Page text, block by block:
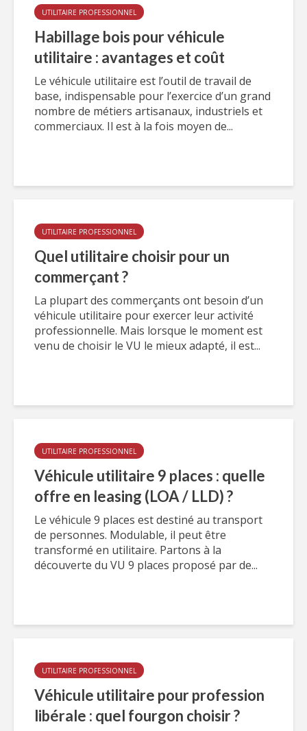
UTILITAIRE PROFESSIONNEL
Habillage bois pour véhicule
utilitaire : avantages et coût
Le véhicule utilitaire est l’outil de travail de
base, indispensable pour l’exercice d’un grand
nombre de métiers artisanaux, industriels et
commerciaux. Il est à la fois moyen de...
UTILITAIRE PROFESSIONNEL
Quel utilitaire choisir pour un
commerçant ?
La plupart des commerçants ont besoin d’un
véhicule utilitaire pour exercer leur activité
professionnelle. Mais lorsque le moment est
venu de choisir le VU le mieux adapté, il est...
UTILITAIRE PROFESSIONNEL
Véhicule utilitaire 9 places : quelle
offre en leasing (LOA / LLD) ?
Le véhicule 9 places est destiné au transport
de personnes. Modulable, il peut être
transformé en utilitaire. Partons à la
découverte du VU 9 places proposé par de...
UTILITAIRE PROFESSIONNEL
Véhicule utilitaire pour profession
libérale : quel fourgon choisir ?